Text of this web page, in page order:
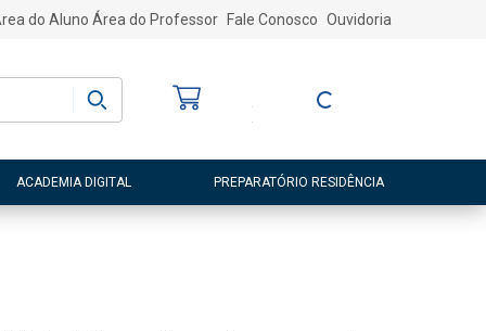
do Aluno Área do Professor Fale Conosco Ouvidoria
Entre ou Cadastre-
ACADEMIA DIGITAL PREPARATÓRIO RESIDÊNCIA